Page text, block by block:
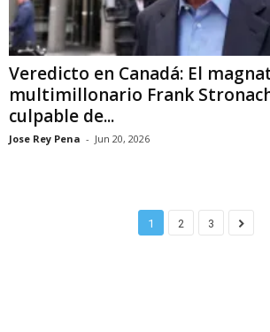
Veredicto en Canadá: El
multimillonario Frank
culpable de...
Jose Rey Pena - Jun 20, 2026
1 2 3